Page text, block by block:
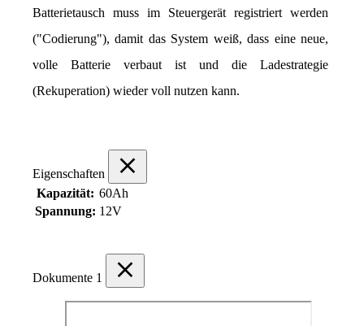
Batterietausch muss im Steuergerät registriert werden
("Codierung"), damit das System weiß, dass eine neue,
volle Batterie verbaut ist und die Ladestrategie
(Rekuperation) wieder voll nutzen kann.
Eigenschaften
Kapazität: 60Ah
Spannung: 12V
Dokumente 1